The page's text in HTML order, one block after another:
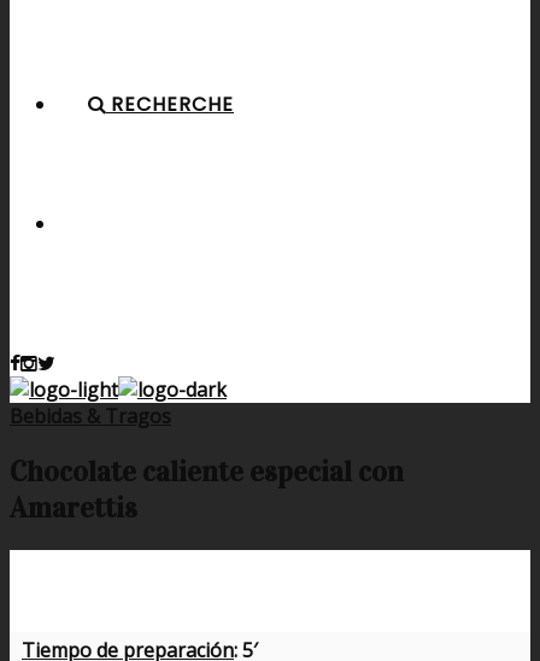
RECHERCHE
Bebidas & Tragos
Chocolate caliente especial con
Amarettis
Tiempo de preparación: 5′